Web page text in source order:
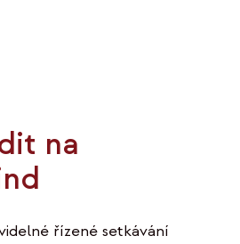
na
řízené setkávání